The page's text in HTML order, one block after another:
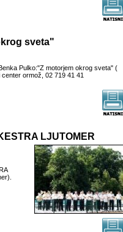
sveta"
Pulko:"Z motorjem okrog sveta" (
ormož, 02 719 41 41
LJUTOMER